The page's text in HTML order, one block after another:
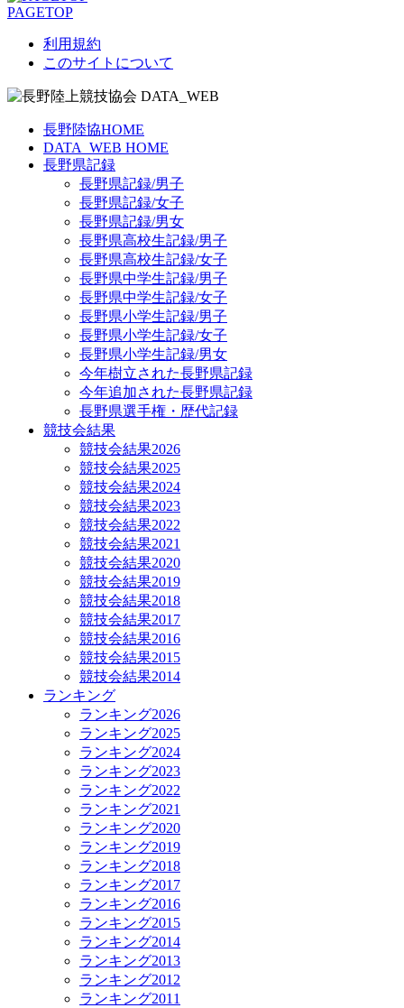
PAGETOP
利用規約
このサイトについて
長野陸協HOME
DATA_WEB HOME
長野県記録
長野県記録/男子
長野県記録/女子
長野県記録/男女
長野県高校生記録/男子
長野県高校生記録/女子
長野県中学生記録/男子
長野県中学生記録/女子
長野県小学生記録/男子
長野県小学生記録/女子
長野県小学生記録/男女
今年樹立された長野県記録
今年追加された長野県記録
長野県選手権・歴代記録
競技会結果
競技会結果2026
競技会結果2025
競技会結果2024
競技会結果2023
競技会結果2022
競技会結果2021
競技会結果2020
競技会結果2019
競技会結果2018
競技会結果2017
競技会結果2016
競技会結果2015
競技会結果2014
ランキング
ランキング2026
ランキング2025
ランキング2024
ランキング2023
ランキング2022
ランキング2021
ランキング2020
ランキング2019
ランキング2018
ランキング2017
ランキング2016
ランキング2015
ランキング2014
ランキング2013
ランキング2012
ランキング2011